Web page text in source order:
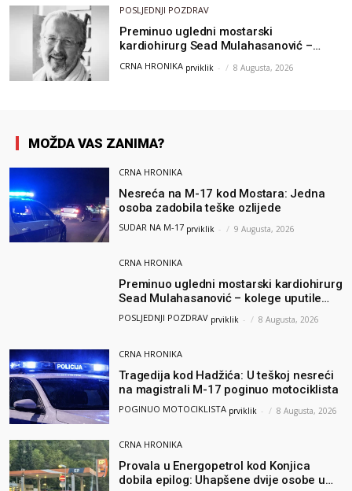
POSLJEDNJI POZDRAV
Preminuo ugledni mostarski
kardiohirurg Sead Mulahasanović –
kolege uputile emotivnu oproštajnu
CRNA HRONIKA prviklik - 8 Augusta, 2026
MOŽDA VAS ZANIMA?
CRNA HRONIKA
Nesreća na M-17 kod Mostara: Jedna
osoba zadobila teške ozlijede
SUDAR NA M-17 prviklik - 9 Augusta, 2026
CRNA HRONIKA
Preminuo ugledni mostarski kardiohirurg
Sead Mulahasanović – kolege uputile
emotivnu oproštajnu poruku
POSLJEDNJI POZDRAV prviklik - 8 Augusta, 2026
CRNA HRONIKA
Tragedija kod Hadžića: U teškoj nesreći
na magistrali M-17 poginuo motociklista
POGINUO MOTOCIKLISTA prviklik - 8 Augusta, 2026
CRNA HRONIKA
Provala u Energopetrol kod Konjica
dobila epilog: Uhapšene dvije osobe u